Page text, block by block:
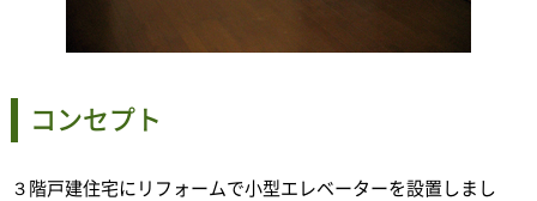
コンセプト
３階戸建住宅にリフォームで小型エレベーターを設置しまし